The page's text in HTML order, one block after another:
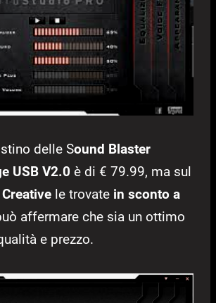
delle Sound Blaster
USB V2.0 è di € 79.99, ma sul
le trovate in sconto a
affermare che sia un ottimo
e prezzo.